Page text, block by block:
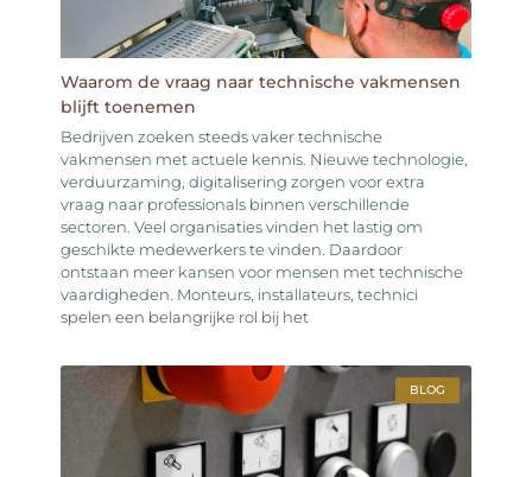
Waarom de vraag naar technische vakmensen
blijft toenemen
Bedrijven zoeken steeds vaker technische
vakmensen met actuele kennis. Nieuwe technologie,
verduurzaming, digitalisering zorgen voor extra
vraag naar professionals binnen verschillende
sectoren. Veel organisaties vinden het lastig om
geschikte medewerkers te vinden. Daardoor
ontstaan meer kansen voor mensen met technische
vaardigheden. Monteurs, installateurs, technici
spelen een belangrijke rol bij het
BLOG